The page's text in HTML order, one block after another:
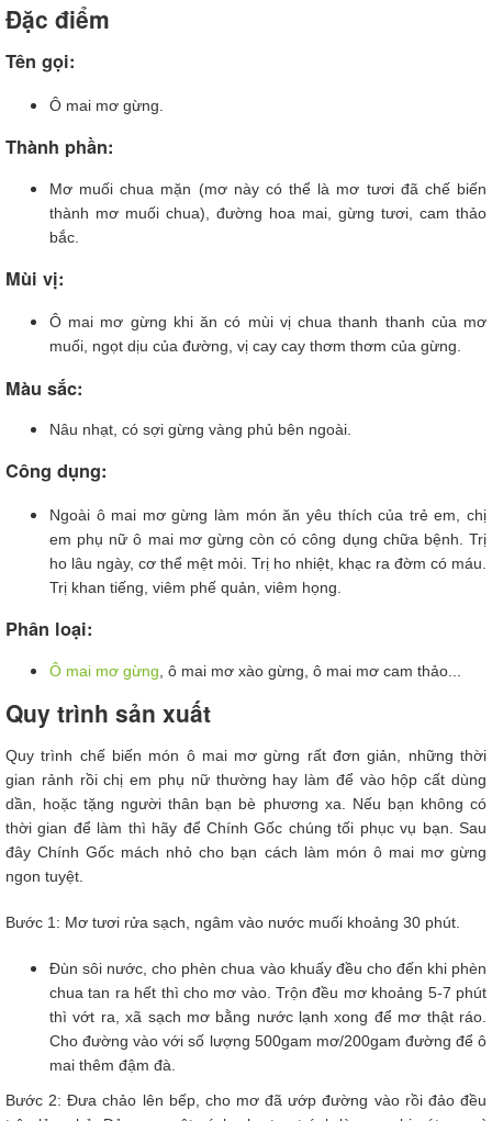
Đặc điểm
Tên gọi:
Ô mai mơ gừng.
Thành phần:
Mơ muối chua mặn (mơ này có thể là mơ tươi đã chế biến
thành mơ muối chua), đường hoa mai, gừng tươi, cam thảo
bắc.
Mùi vị:
Ô mai mơ gừng khi ăn có mùi vị chua thanh thanh của mơ
muối, ngọt dịu của đường, vị cay cay thơm thơm của gừng.
Màu sắc:
Nâu nhạt, có sợi gừng vàng phủ bên ngoài.
Công dụng:
Ngoài ô mai mơ gừng làm món ăn yêu thích của trẻ em, chị
em phụ nữ ô mai mơ gừng còn có công dụng chữa bệnh. Trị
ho lâu ngày, cơ thể mệt mỏi. Trị ho nhiệt, khạc ra đờm có máu.
Trị khan tiếng, viêm phế quản, viêm họng.
Phân loại:
Ô mai mơ gừng , ô mai mơ xào gừng, ô mai mơ cam thảo...
Quy trình sản xuất
Quy trình chế biến món ô mai mơ gừng rất đơn giản, những thời
gian rảnh rồi chị em phụ nữ thường hay làm để vào hộp cất dùng
dần, hoặc tặng người thân bạn bè phương xa. Nếu bạn không có
thời gian để làm thì hãy để Chính Gốc chúng tối phục vụ bạn. Sau
đây Chính Gốc mách nhỏ cho bạn cách làm món ô mai mơ gừng
ngon tuyệt.
Bước 1: Mơ tươi rửa sạch, ngâm vào nước muối khoảng 30 phút.
Đùn sôi nước, cho phèn chua vào khuấy đều cho đến khi phèn
chua tan ra hết thì cho mơ vào. Trộn đều mơ khoảng 5-7 phút
thì vớt ra, xã sạch mơ bằng nước lạnh xong để mơ thật ráo.
Cho đường vào với số lượng 500gam mơ/200gam đường để ô
mai thêm đậm đà.
Bước 2: Đưa chảo lên bếp, cho mơ đã ướp đường vào rồi đảo đều